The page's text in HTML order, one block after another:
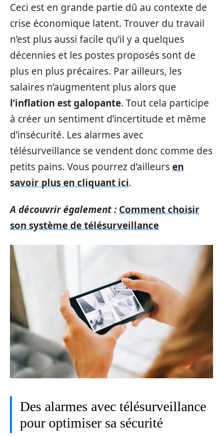
Ceci est en grande partie dû au contexte de
crise économique latent. Trouver du travail
n’est plus aussi facile qu’il y a quelques
décennies et les postes proposés sont de
plus en plus précaires. Par ailleurs, les
salaires n’augmentent plus alors que
l’inflation est galopante. Tout cela participe
à créer un sentiment d’incertitude et même
d’insécurité. Les alarmes avec
télésurveillance se vendent donc comme des
petits pains. Vous pourrez d’ailleursen
savoir plus en cliquant ici.
A découvrir également : Comment choisir
son système de télésurveillance
Des alarmes avec télésurveillance
pour optimiser sa sécurité